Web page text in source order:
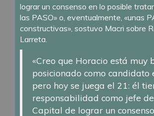
lograr un consenso en lo posible
las PASO» o, eventualmente, «unas
constructivas», sostuvo Macri sobre
Larreta.
«Creo que Horacio está muy
posicionado como candidato
pero hoy se juega el 21: él
responsabilidad como jefe
Capital de lograr un